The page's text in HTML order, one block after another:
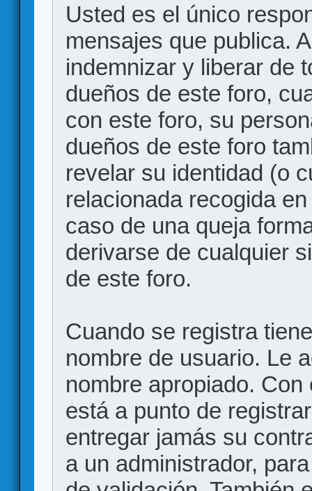
Usted es el único
mensajes que publica.
indemnizar y liberar de
dueños de este foro,
con este foro, su
dueños de este foro
revelar su identidad (o
relacionada recogida
caso de una queja
derivarse de cualquier
de este foro.
Cuando se registra
nombre de usuario. Le
nombre apropiado.
está a punto de
entregar jamás su
a un administrador,